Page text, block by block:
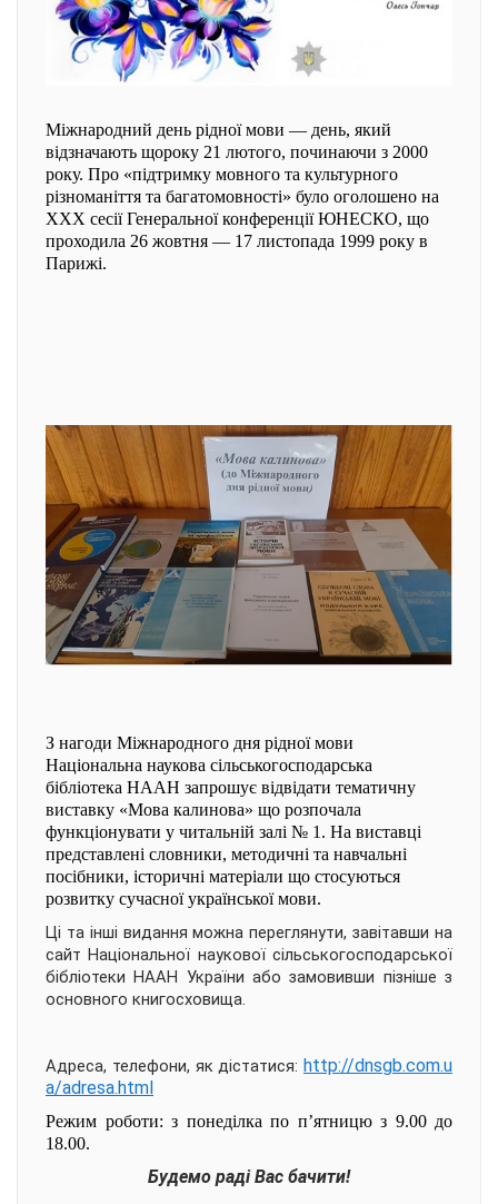
Міжнародний день рідної мови — день, який
відзначають щороку 21 лютого, починаючи з 2000
року. Про «підтримку мовного та культурного
різноманіття та багатомовності» було оголошено на
ХХХ сесії Генеральної конференції ЮНЕСКО, що
проходила 26 жовтня — 17 листопада 1999 року в
Парижі.
З нагоди Міжнародного дня рідної мови
Національна наукова сільськогосподарська
бібліотека НААН запрошує відвідати тематичну
виставку «Мова калинова» що розпочала
функціонувати у читальній залі № 1. На виставці
представлені словники, методичні та навчальні
посібники, історичні матеріали що стосуються
розвитку сучасної української мови.
Ці та інші видання можна переглянути, завітавши на
сайт Національної наукової сільськогосподарської
бібліотеки НААН України або замовивши пізніше з
основного книгосховища.
Адреса, телефони, як дістатися: http://dnsgb.com.u
a/adresa.html
Режим роботи: з понеділка по п’ятницю з 9.00 до
18.00.
Будемо раді Вас бачити!